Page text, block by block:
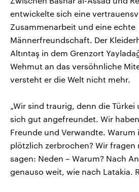
entwickelte sich eine
Zusammenarbeit und eine echte
Männerfreundschaft. Der
Altıntaş in dem Grenzort
Wehmut an das versöhnliche
versteht er die Welt nicht mehr.
„Wir sind traurig, denn die
sich gut angefreundet. Wir
Freunde und Verwandte. Warum
plötzlich zerbrochen? Wir fragen
sagen: Neden – Warum? Nach
genauso weit, wie nach Latakia.